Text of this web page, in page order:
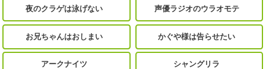
夜のクラゲは泳げない 声優ラジオのウラオモテ
お兄ちゃんはおしまい かぐや様は告らせたい
アークナイツ シャングリラ